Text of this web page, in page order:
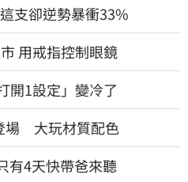
支卻逆勢暴衝33%
用戒指控制眼鏡
開1設定」變冷了
場 大玩材質配色
有4天快帶爸來聽